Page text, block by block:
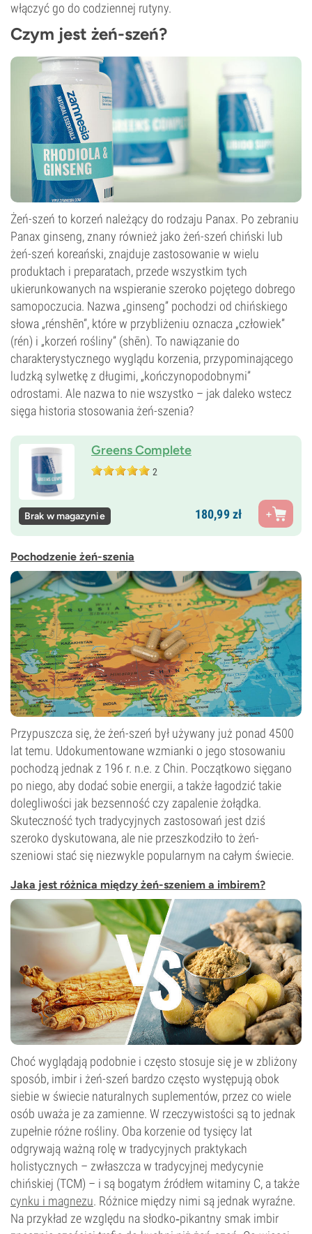
włączyć go do codziennej rutyny.
Czym jest żeń-szeń?
Żeń-szeń to korzeń należący do rodzaju Panax. Po zebraniu
Panax ginseng, znany również jako żeń-szeń chiński lub
żeń-szeń koreański, znajduje zastosowanie w wielu
produktach i preparatach, przede wszystkim tych
ukierunkowanych na wspieranie szeroko pojętego dobrego
samopoczucia. Nazwa „ginseng” pochodzi od chińskiego
słowa „rénshēn”, które w przybliżeniu oznacza „człowiek”
(rén) i „korzeń rośliny” (shēn). To nawiązanie do
charakterystycznego wyglądu korzenia, przypominającego
ludzką sylwetkę z długimi, „kończynopodobnymi”
odrostami. Ale nazwa to nie wszystko – jak daleko wstecz
sięga historia stosowania żeń-szenia?
Greens Complete
2
Brak w magazynie 180,99zł
Pochodzenie żeń-szenia
Przypuszcza się, że żeń-szeń był używany już ponad 4500
lat temu. Udokumentowane wzmianki o jego stosowaniu
pochodzą jednak z 196 r. n.e. z Chin. Początkowo sięgano
po niego, aby dodać sobie energii, a także łagodzić takie
dolegliwości jak bezsenność czy zapalenie żołądka.
Skuteczność tych tradycyjnych zastosowań jest dziś
szeroko dyskutowana, ale nie przeszkodziło to żeń-
szeniowi stać się niezwykle popularnym na całym świecie.
Jaka jest różnica między żeń-szeniem a imbirem?
Choć wyglądają podobnie i często stosuje się je w zbliżony
sposób, imbir i żeń-szeń bardzo często występują obok
siebie w świecie naturalnych suplementów, przez co wiele
osób uważa je za zamienne. W rzeczywistości są to jednak
zupełnie różne rośliny. Oba korzenie od tysięcy lat
odgrywają ważną rolę w tradycyjnych praktykach
holistycznych – zwłaszcza w tradycyjnej medycynie
chińskiej (TCM) – i są bogatym źródłem witaminy C, a także
cynku i magnezu. Różnice między nimi są jednak wyraźne.
Na przykład ze względu na słodko‑pikantny smak imbir